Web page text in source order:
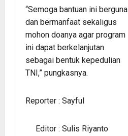
“Semoga bantuan ini berguna
dan bermanfaat sekaligus
mohon doanya agar program
ini dapat berkelanjutan
sebagai bentuk kepedulian
TNI,” pungkasnya.
Reporter : Sayful
Editor : Sulis Riyanto